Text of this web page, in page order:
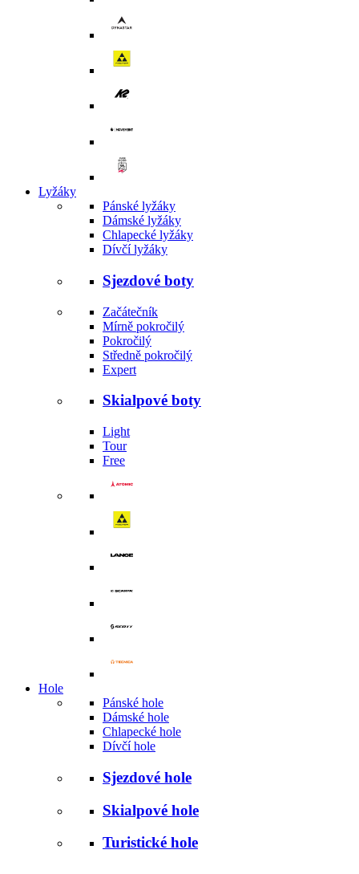
Lyžáky
Pánské lyžáky
Dámské lyžáky
Chlapecké lyžáky
Dívčí lyžáky
Sjezdové boty
Začátečník
Mírně pokročilý
Pokročilý
Středně pokročilý
Expert
Skialpové boty
Light
Tour
Free
Hole
Pánské hole
Dámské hole
Chlapecké hole
Dívčí hole
Sjezdové hole
Skialpové hole
Turistické hole